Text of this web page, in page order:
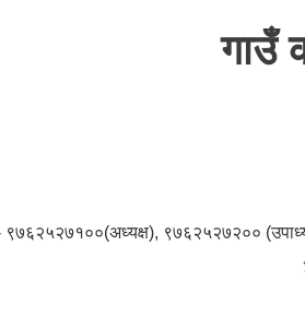
गाउँ
९७६२५२७१००(अध्यक्ष), ९७६२५२७२००